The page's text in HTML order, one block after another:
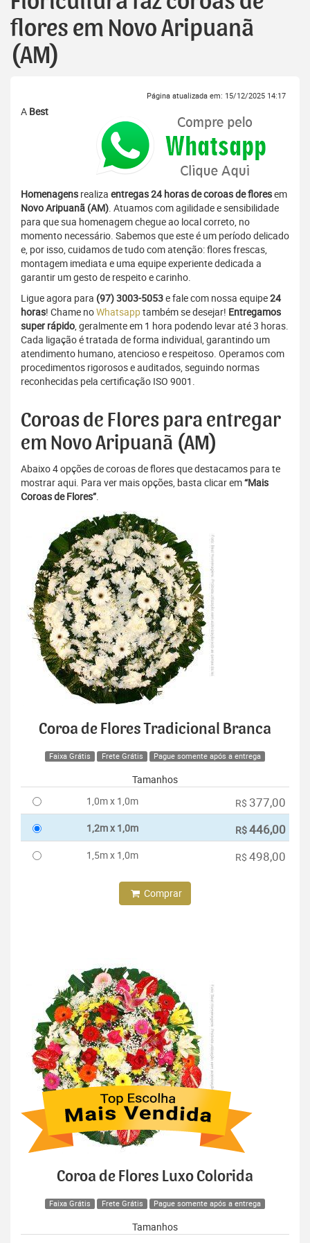
flores em Novo Aripuanã
(AM)
Página atualizada em: 15/12/2025 14:17
A Best
Homenagens realiza entregas 24 horas de coroas de floresem
Novo Aripuanã (AM). Atuamos com agilidade e sensibilidade
para que sua homenagem chegue ao local correto, no
momento necessário. Sabemos que este é um período delicado
e, por isso, cuidamos de tudo com atenção: flores frescas,
montagem imediata e uma equipe experiente dedicada a
garantir um gesto de respeito e carinho.
Ligue agora para (97) 3003-5053e fale com nossa equipe24
horas! Chame noWhatsapptambém se desejar! Entregamos
super rápido, geralmente em 1 hora podendo levar até 3 horas.
Cada ligação é tratada de forma individual, garantindo um
atendimento humano, atencioso e respeitoso. Operamos com
procedimentos rigorosos e auditados, seguindo normas
reconhecidas pela certificação ISO 9001.
Coroas de Flores para entregar
em Novo Aripuanã (AM)
Abaixo 4 opções de coroas de flores que destacamos para te
mostrar aqui. Para ver mais opções, basta clicar em“Mais
Coroas de Flores”.
Coroa de Flores Tradicional Branca
Faixa Grátis Frete Grátis Pague somente após a entrega
Tamanhos
1,0m x 1,0m
R$ 377,00
1,2m x 1,0m R$446,00
1,5m x 1,0m R$ 498,00
Comprar
Coroa de Flores Luxo Colorida
Faixa Grátis Frete Grátis Pague somente após a entrega
Tamanhos